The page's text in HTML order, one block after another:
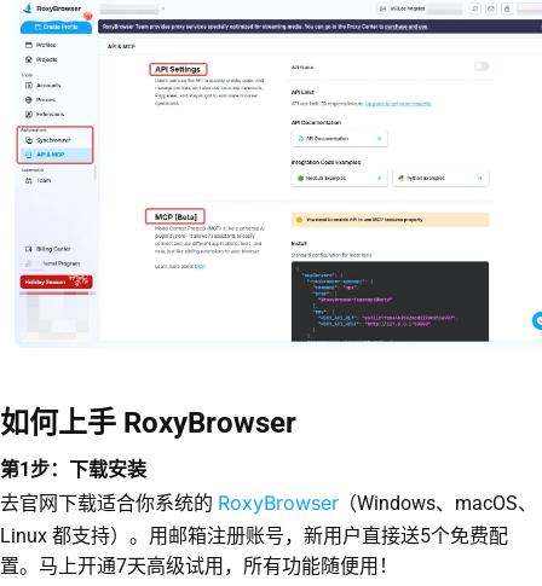
如何上手 RoxyBrowser
第1步：下载安装
去官网下载适合你系统的 RoxyBrowser（Windows、macOS、
Linux 都支持）。用邮箱注册账号，新用户直接送5个免费配
置。马上开通7天高级试用，所有功能随便用！